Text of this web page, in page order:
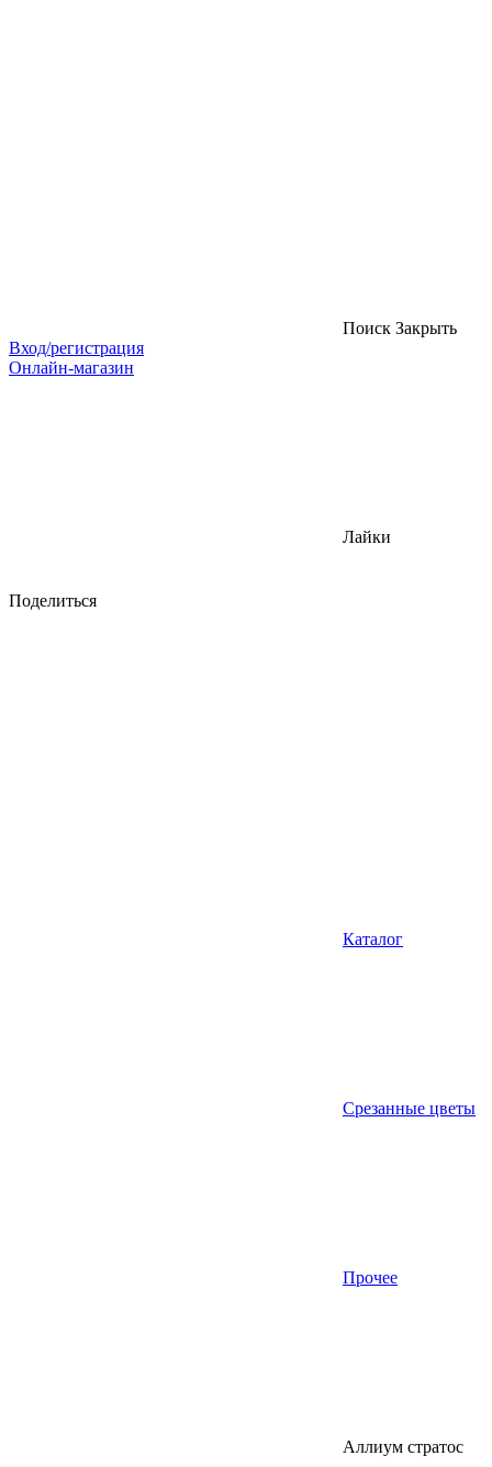
Поиск Закрыть
Вход/регистрация
Онлайн-магазин
Лайки
Поделиться
Каталог
Срезанные цветы
Прочее
Аллиум стратос